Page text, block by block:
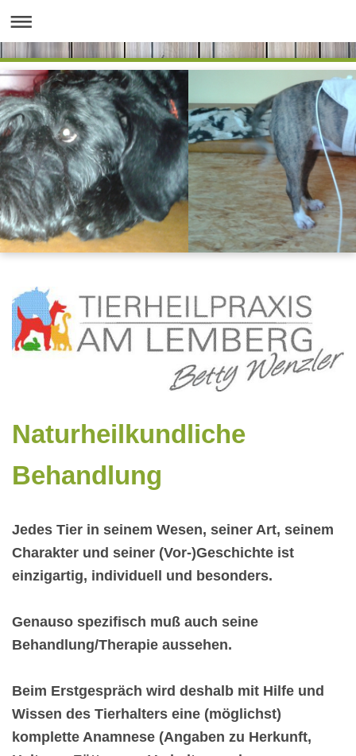
Naturheilkundliche
Behandlung
Jedes Tier in seinem Wesen, seiner Art, seinem
Charakter und seiner (Vor-)Geschichte ist
einzigartig, individuell und besonders.
Genauso spezifisch muß auch seine
Behandlung/Therapie aussehen.
Beim Erstgespräch wird deshalb mit Hilfe und
Wissen des Tierhalters eine (möglichst)
komplette Anamnese (Angaben zu Herkunft,